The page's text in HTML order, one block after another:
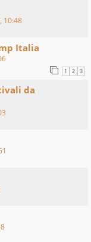
10:48
Italia
1 2 3
da